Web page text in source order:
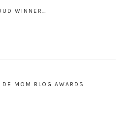
WINNER…
MOM BLOG AWARDS